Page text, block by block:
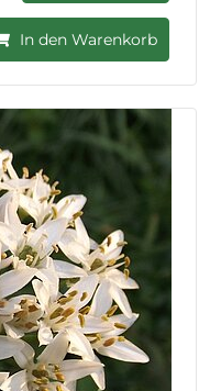
In den Warenkorb